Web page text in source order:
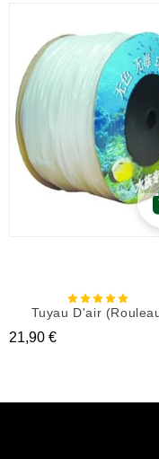
Tuyau D'air
Prix
21,90 €